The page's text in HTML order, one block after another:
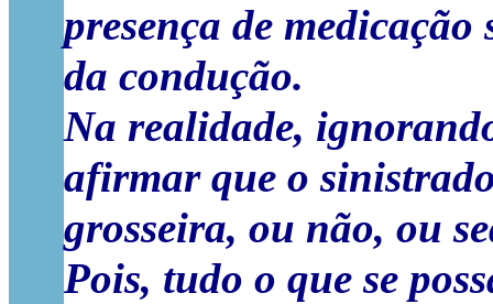
presença de
da condução.
Na realidade,
afirmar que o
grosseira, ou não, ou
Pois, tudo o que se